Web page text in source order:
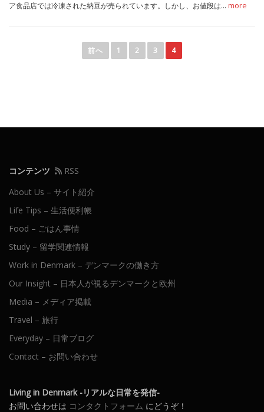
ア食品店では冷凍された納豆が売られています。しかし、お値段は… more
シ
前へ 1 2 3 4
コンテンツ
RSS
About Us – サイト紹介
Life Tips – 生活便利帳
Food – ごはん事情
Study – 留学関連情報
Work in Denmark – デンマークの働き方
Our Insight – 日本人が視るデンマークと欧州
Media – メディア掲載
Travel – 旅行
Everyday – 日常ブログ
Contact – お問い合わせ
Living in Denmark -リアルな日常を発信-
お問い合わせは コンタクトフォーム にどうぞ！